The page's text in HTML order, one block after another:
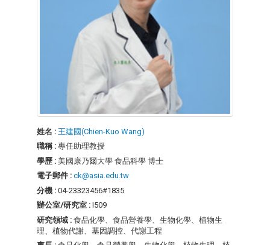
姓名 : 王建國(Chien-Kuo Wang)
職稱 : 專任助理教授
學歷 : 美國康乃爾大學 食品科學 博士
電子郵件 : ck@asia.edu.tw
分機 : 04-23323456#1835
辦公室/研究室 : I509
研究領域 : 食品化學、食品營養學、生物化學、植物生
理、植物代謝、基因調控、代謝工程